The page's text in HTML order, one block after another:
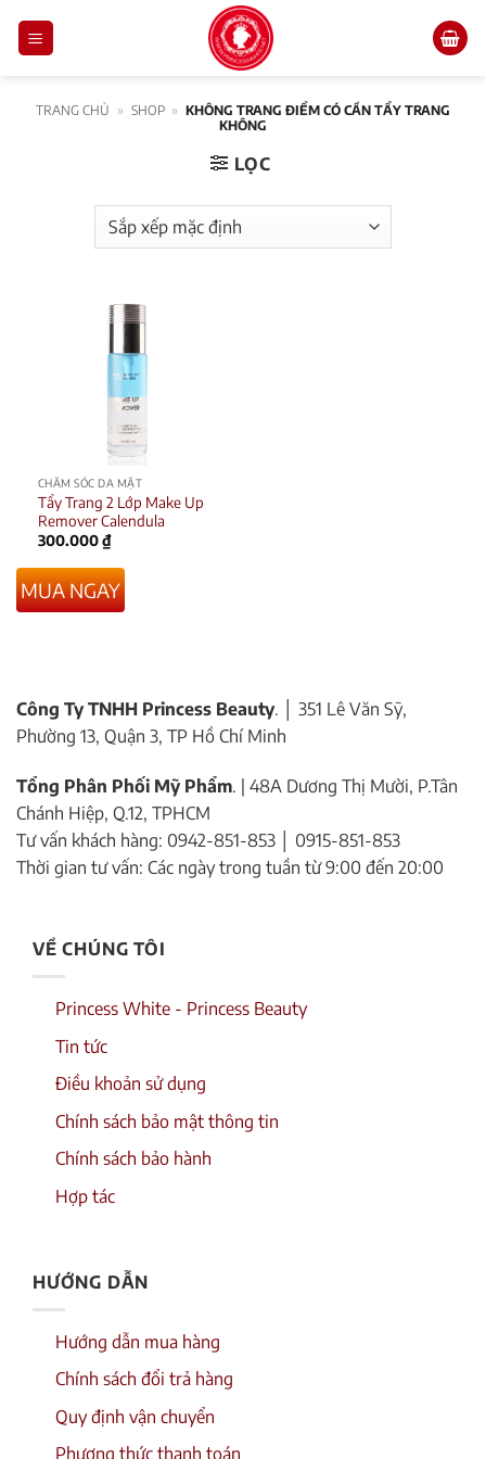
TRANG CHỦ » SHOP » KHÔNG TRANG ĐIỂM CÓ CẦN TẨY TRANG
KHÔNG
LỌC
CHĂM SÓC DA MẶT
Tẩy Trang 2 Lớp Make Up
Remover Calendula
300.000₫
MUA NGAY
Công Ty TNHH Princess Beauty. │ 351 Lê Văn Sỹ,
Phường 13, Quận 3, TP Hồ Chí Minh
Tổng Phân Phối Mỹ Phẩm. | 48A Dương Thị Mười, P.Tân
Chánh Hiệp, Q.12, TPHCM
Tư vấn khách hàng: 0942-851-853 │ 0915-851-853
Thời gian tư vấn: Các ngày trong tuần từ 9:00 đến 20:00
VỀ CHÚNG TÔI
Princess White - Princess Beauty
Tin tức
Điều khoản sử dụng
Chính sách bảo mật thông tin
Chính sách bảo hành
Hợp tác
HƯỚNG DẪN
Hướng dẫn mua hàng
Chính sách đổi trả hàng
Quy định vận chuyển
Phương thức thanh toán